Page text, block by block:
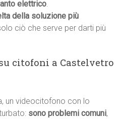
elettrico.
della soluzione più
ciò che serve per darti più
citofoni a Castelvetro
un videocitofono con lo
sono problemi comuni,